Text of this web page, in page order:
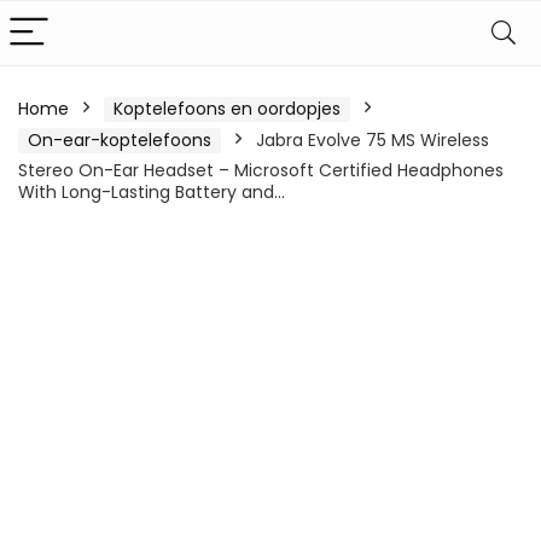
Home
Koptelefoons en oordopjes
On-ear-koptelefoons
Jabra Evolve 75 MS Wireless
Stereo On-Ear Headset – Microsoft Certified Headphones
With Long-Lasting Battery and…